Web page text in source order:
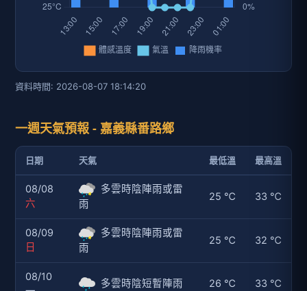
資料時間: 2026-08-07 18:14:20
一週天氣預報 - 嘉義縣番路鄉
日期 天氣 最低溫 最高溫
08/08
六
多雲時陰陣雨或雷
雨
25 ℃ 33 ℃
08/09
日
多雲時陰陣雨或雷
雨
25 ℃ 32 ℃
08/10
多雲時陰短暫陣雨 26 ℃ 33 ℃